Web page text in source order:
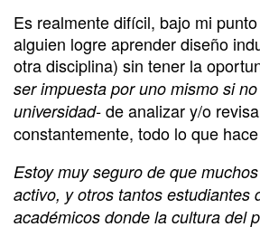
Es realmente difícil, bajo mi
alguien logre aprender diseño
otra disciplina) sin tener la
ser impuesta por uno mismo si
universidad- de analizar y/o
constantemente, todo lo que
Estoy muy seguro de que
activo, y otros tantos estudiantes
académicos donde la cultura del